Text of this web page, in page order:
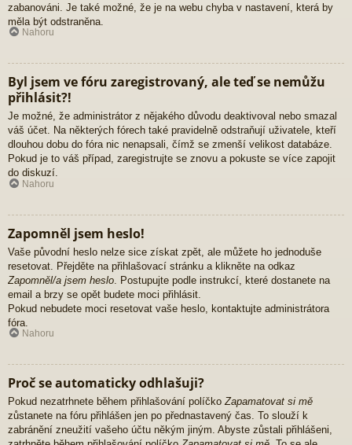
zabanováni. Je také možné, že je na webu chyba v nastavení, která by
měla být odstraněna.
Nahoru
Byl jsem ve fóru zaregistrovaný, ale teď se nemůžu
přihlásit?!
Je možné, že administrátor z nějakého důvodu deaktivoval nebo smazal
váš účet. Na některých fórech také pravidelně odstraňují uživatele, kteří
dlouhou dobu do fóra nic nenapsali, čímž se zmenší velikost databáze.
Pokud je to váš případ, zaregistrujte se znovu a pokuste se více zapojit
do diskuzí.
Nahoru
Zapomněl jsem heslo!
Vaše původní heslo nelze sice získat zpět, ale můžete ho jednoduše
resetovat. Přejděte na přihlašovací stránku a klikněte na odkaz
Zapomněl/a jsem heslo . Postupujte podle instrukcí, které dostanete na
email a brzy se opět budete moci přihlásit.
Pokud nebudete moci resetovat vaše heslo, kontaktujte administrátora
fóra.
Nahoru
Proč se automaticky odhlašuji?
Pokud nezatrhnete během přihlašování políčkoZapamatovat si mě
zůstanete na fóru přihlášen jen po přednastavený čas. To slouží k
zabránění zneužití vašeho účtu někým jiným. Abyste zůstali přihlášeni,